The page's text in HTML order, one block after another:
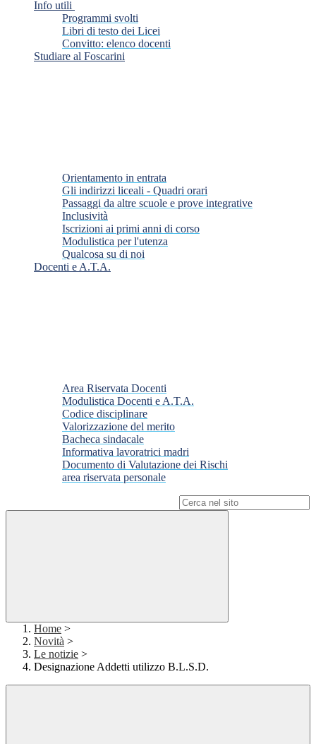
Info utili
Programmi svolti
Libri di testo dei Licei
Convitto: elenco docenti
Studiare al Foscarini
Orientamento in entrata
Gli indirizzi liceali - Quadri orari
Passaggi da altre scuole e prove integrative
Inclusività
Iscrizioni ai primi anni di corso
Modulistica per l'utenza
Qualcosa su di noi
Docenti e A.T.A.
Area Riservata Docenti
Modulistica Docenti e A.T.A.
Codice disciplinare
Valorizzazione del merito
Bacheca sindacale
Informativa lavoratrici madri
Documento di Valutazione dei Rischi
area riservata personale
Home >
Novità >
Le notizie >
Designazione Addetti utilizzo B.L.S.D.